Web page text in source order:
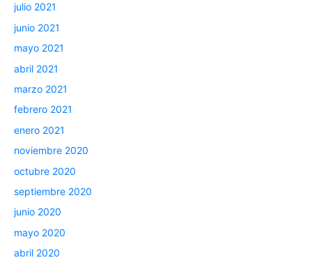
julio 2021
junio 2021
mayo 2021
abril 2021
marzo 2021
febrero 2021
enero 2021
noviembre 2020
octubre 2020
septiembre 2020
junio 2020
mayo 2020
abril 2020